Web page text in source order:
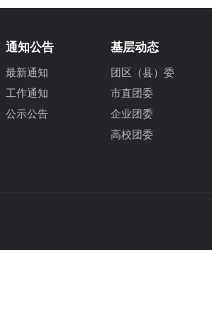
通知公告
最新通知
工作通知
公示公告
基层动态
团区（县）委
市直团委
企业团委
高校团委